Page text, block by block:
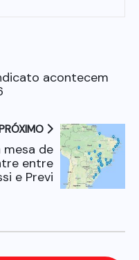
acontecem
mesa de
entre
e Previ